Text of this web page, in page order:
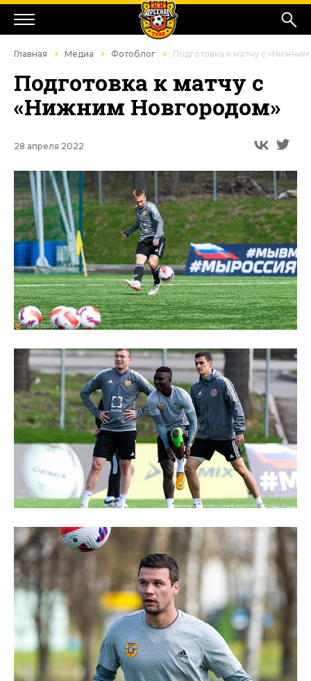
Главная Медиа Фотоблог Подготовка к матчу с
Подготовка к матчу с
«Нижним Новгородом»
28 апреля 2022